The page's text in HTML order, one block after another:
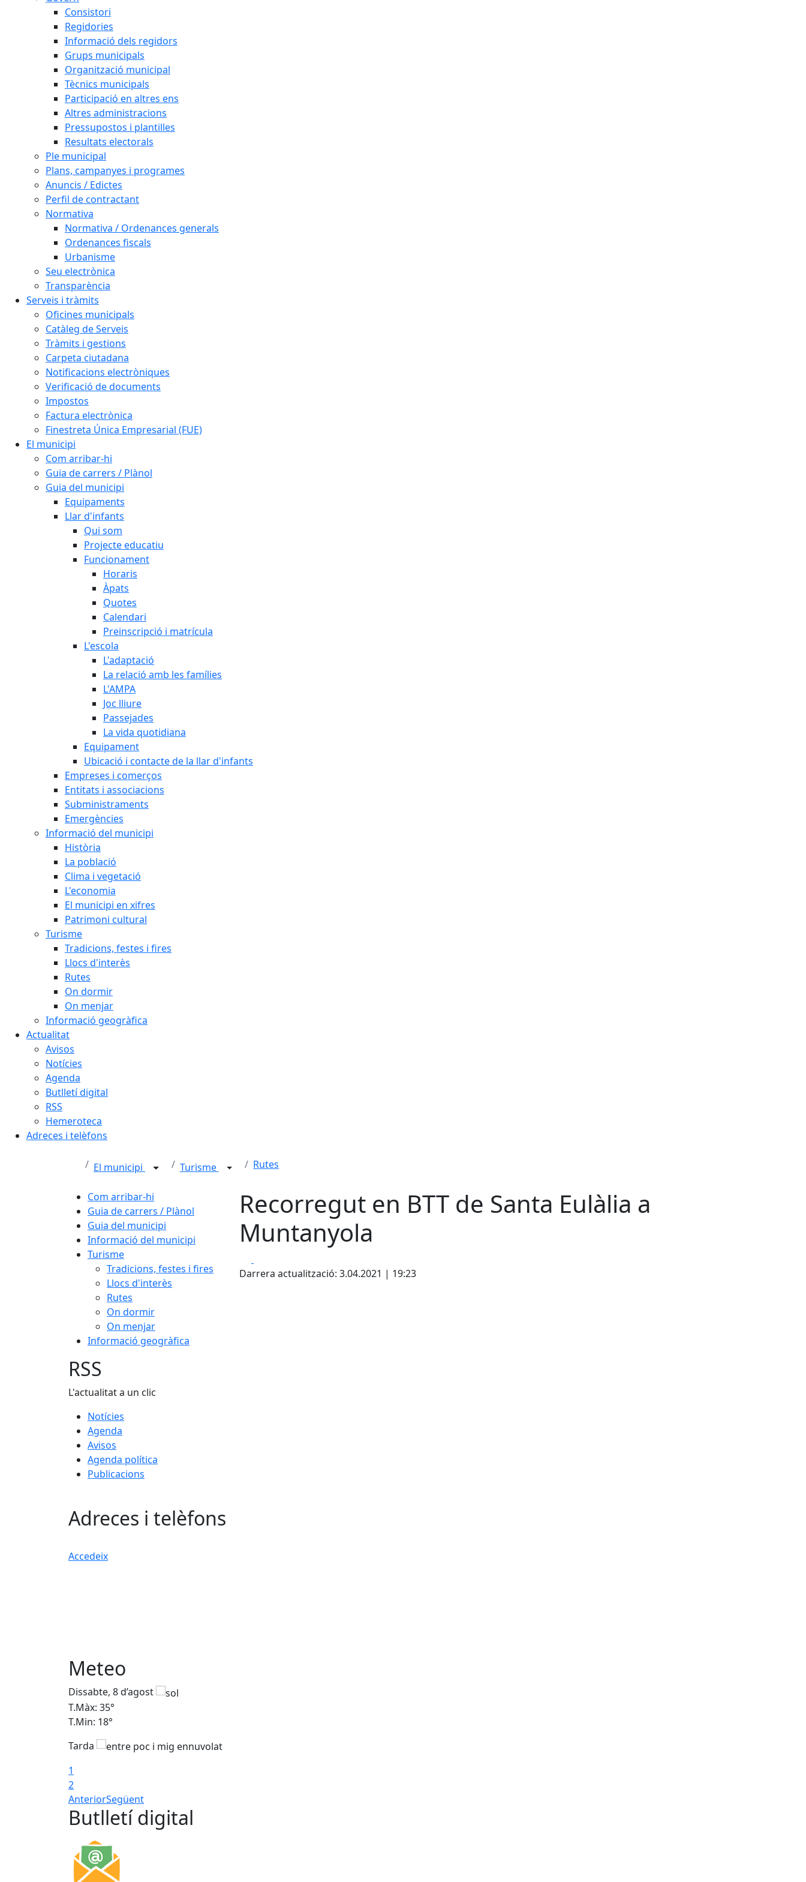
Consistori
Regidories
Informació dels regidors
Grups municipals
Organització municipal
Tècnics municipals
Participació en altres ens
Altres administracions
Pressupostos i plantilles
Resultats electorals
Ple municipal
Plans, campanyes i programes
Anuncis / Edictes
Perfil de contractant
Normativa
Normativa / Ordenances generals
Ordenances fiscals
Urbanisme
Seu electrònica
Transparència
Serveis i tràmits
Oficines municipals
Catàleg de Serveis
Tràmits i gestions
Carpeta ciutadana
Notificacions electròniques
Verificació de documents
Impostos
Factura electrònica
Finestreta Única Empresarial (FUE)
El municipi
Com arribar-hi
Guia de carrers / Plànol
Guia del municipi
Equipaments
Llar d'infants
Qui som
Projecte educatiu
Funcionament
Horaris
Àpats
Quotes
Calendari
Preinscripció i matrícula
L'escola
L'adaptació
La relació amb les famílies
L'AMPA
Joc lliure
Passejades
La vida quotidiana
Equipament
Ubicació i contacte de la llar d'infants
Empreses i comerços
Entitats i associacions
Subministraments
Emergències
Informació del municipi
Història
La població
Clima i vegetació
L'economia
El municipi en xifres
Patrimoni cultural
Turisme
Tradicions, festes i fires
Llocs d'interès
Rutes
On dormir
On menjar
Informació geogràfica
Actualitat
Avisos
Notícies
Agenda
Butlletí digital
RSS
Hemeroteca
Adreces i telèfons
El municipi Turisme Rutes
Com arribar-hi
Guia de carrers / Plànol
Guia del municipi
Informació del municipi
Turisme
Tradicions, festes i fires
Llocs d'interès
Rutes
On dormir
On menjar
Informació geogràfica
Recorregut en BTT de Santa Eulàlia a
Muntanyola
Darrera actualització: 3.04.2021 | 19:23
RSS
L'actualitat a un clic
Notícies
Agenda
Avisos
Agenda política
Publicacions
Adreces i telèfons
Accedeix
Meteo
Dissabte, 8 d’agost
T.Màx: 35°
T.Min: 18°
Tarda
1
2
AnteriorSegüent
Butlletí digital